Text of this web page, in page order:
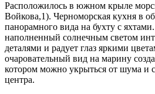
Расположилось в южном крыле
Войкова,1). Черноморская кухня в
панорамного вида на бухту с
наполненный солнечным светом
деталями и радует глаз яркими
очаровательный вид на марину
котором можно укрыться от шума и
центра.